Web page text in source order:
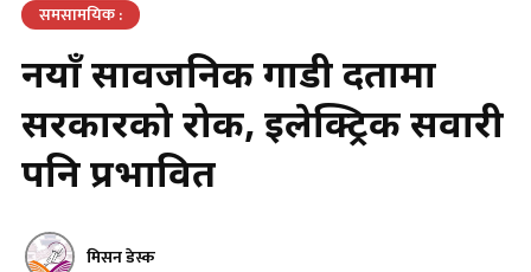
समसामयिक :
नयाँ सार्वजनिक गाडी दर्तामा
सरकारको रोक, इलेक्ट्रिक सवारी
पनि प्रभावित
मिसन डेस्क